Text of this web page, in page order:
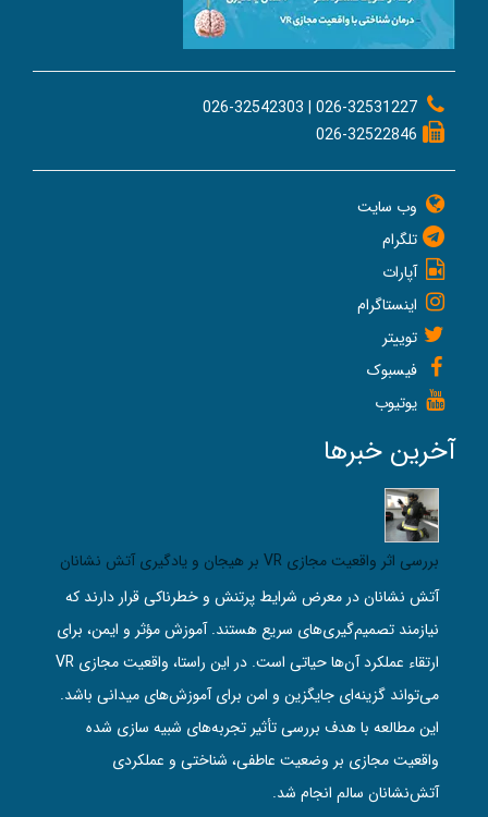
026-32531227 | 026-32542303
026-32522846
وب سایت
تلگرام
آپارات
اینستاگرام
توییتر
فیسبوک
یوتیوب
آخرین خبرها
بررسی اثر واقعیت مجازی VR بر هیجان و یادگیری آتش‌ نشانان
آتش‌ نشانان در معرض شرایط پرتنش و خطرناکی قرار دارند که
نیازمند تصمیم‌گیری‌های سریع هستند. آموزش مؤثر و ایمن، برای
ارتقاء عملکرد آن‌ها حیاتی است. در این راستا، واقعیت مجازی VR
می‌تواند گزینه‌ای جایگزین و امن برای آموزش‌های میدانی باشد.
این مطالعه با هدف بررسی تأثیر تجربه‌های شبیه‌ سازی‌ شده
واقعیت مجازی بر وضعیت عاطفی، شناختی و عملکردی
آتش‌نشانان سالم انجام شد.